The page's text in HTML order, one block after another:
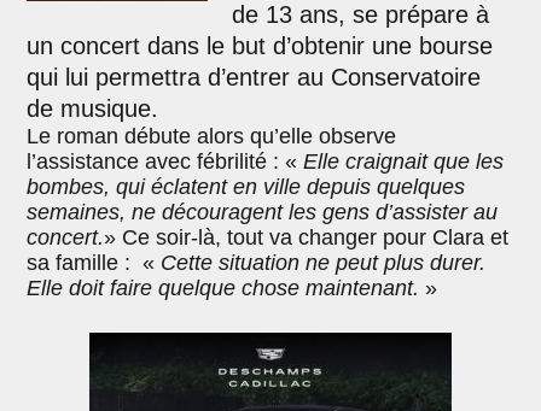
de 13 ans, se prépare à
un concert dans le but d’obtenir une bourse
qui lui permettra d’entrer au Conservatoire
de musique.
Le roman débute alors qu’elle observe
l’assistance avec fébrilité : «Elle craignait que les
bombes, qui éclatent en ville depuis quelques
semaines, ne découragent les gens d’assister au
concert.» Ce soir-là, tout va changer pour Clara et
sa famille : « Cette situation ne peut plus durer.
Elle doit faire quelque chose maintenant. »